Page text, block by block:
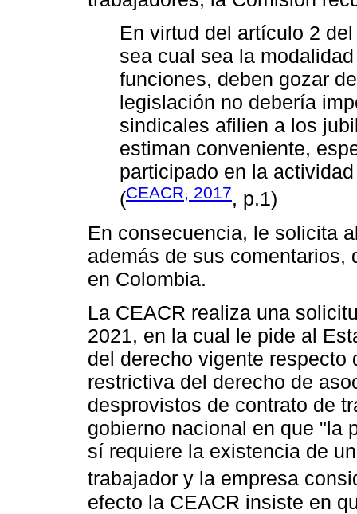
En virtud del artículo 2
sea cual sea la
funciones, deben gozar
legislación no debería
sindicales afilien a los
estiman conveniente,
participado en la
(CEACR, 2017, p.1)
En consecuencia, le solicita
además de sus
en Colombia.
La CEACR realiza una
2021, en la cual le pide al
del derecho vigente respecto
restrictiva del derecho de
desprovistos de contrato de
gobierno nacional en que "la
sí requiere la existencia de
trabajador y la empresa
efecto la CEACR insiste en